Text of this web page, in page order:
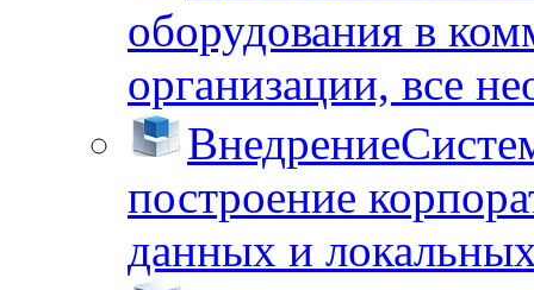
оборудования в
организации, все
Внедрение
построение
данных и